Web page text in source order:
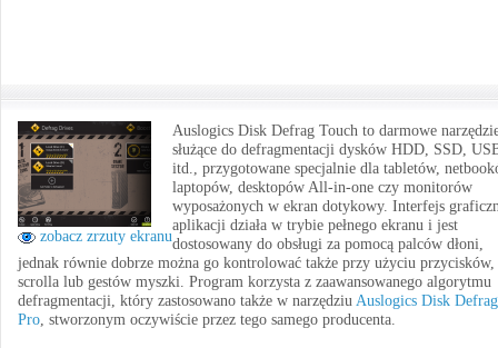
zobacz zrzuty ekranu
Auslogics Disk Defrag Touch to darmowe
służące do defragmentacji dysków HDD, SSD,
itd., przygotowane specjalnie dla tabletów,
laptopów, desktopów All-in-one czy monitorów
wyposażonych w ekran dotykowy. Interfejs
aplikacji działa w trybie pełnego ekranu i jest
dostosowany do obsługi za pomocą palców dłoni,
jednak równie dobrze można go kontrolować także przy użyciu przycisków,
scrolla lub gestów myszki. Program korzysta z zaawansowanego algorytmu
defragmentacji, który zastosowano także w narzędziu Auslogics Disk Defrag
Pro, stworzonym oczywiście przez tego samego producenta.